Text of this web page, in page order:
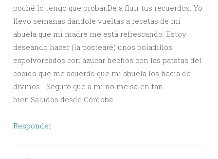
poché lo tengo que probar.Deja fluir tus recuerdos. Yo
llevo semanas dándole vueltas a recetas de mi
abuela que mi madre me está refrescando. Estoy
deseando hacer (la postearé) unos boladillos
espolvoreados con azúcar hechos con las patatas del
cocido que me acuerdo que mi abuela los hacía de
divinos… Seguro que a mí no me salen tan
bien.Saludos desde Córdoba
Responder